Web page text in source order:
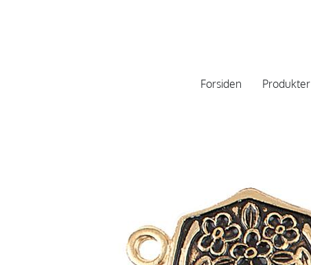
Forsiden Produkter